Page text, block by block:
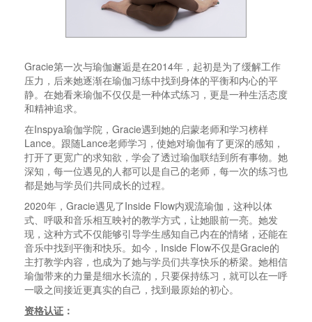
Gracie第一次与瑜伽邂逅是在2014年，起初是为了缓解工作
压力，后来她逐渐在瑜伽习练中找到身体的平衡和内心的平
静。在她看来瑜伽不仅仅是一种体式练习，更是一种生活态度
和精神追求。
在Inspya瑜伽学院，Gracie遇到她的启蒙老师和学习榜样
Lance。跟随Lance老师学习，使她对瑜伽有了更深的感知，
打开了更宽广的求知欲，学会了透过瑜伽联结到所有事物。她
深知，每一位遇见的人都可以是自己的老师，每一次的练习也
都是她与学员们共同成长的过程。
2020年，Gracie遇见了Inside Flow内观流瑜伽，这种以体
式、呼吸和音乐相互映衬的教学方式，让她眼前一亮。她发
现，这种方式不仅能够引导学生感知自己内在的情绪，还能在
音乐中找到平衡和快乐。如今，Inside Flow不仅是Gracie的
主打教学内容，也成为了她与学员们共享快乐的桥梁。她相信
瑜伽带来的力量是细水长流的，只要保持练习，就可以在一呼
一吸之间接近更真实的自己，找到最原始的初心。
资格认证 ：